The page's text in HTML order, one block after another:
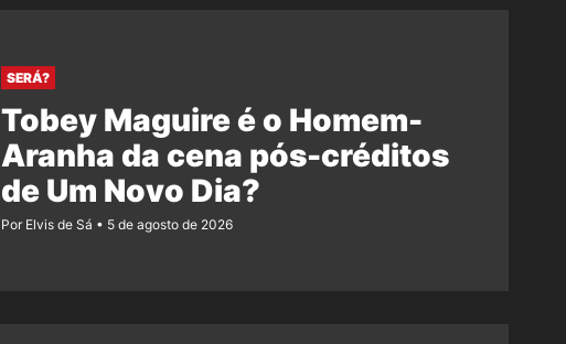
SERÁ?
Tobey Maguire é o Homem-
Aranha da cena pós-créditos
de Um Novo Dia?
Por Elvis de Sá 5 de agosto de 2026